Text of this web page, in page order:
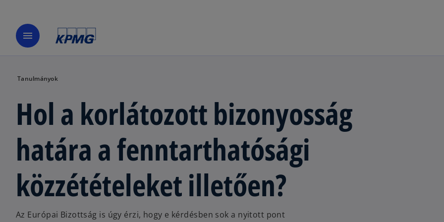
menu
Tanulmányok
Hol a korlátozott bizonyosság
határa a fenntarthatósági
közzétételeket illetően?
Az Európai Bizottság is úgy érzi, hogy e kérdésben sok a nyitott pont